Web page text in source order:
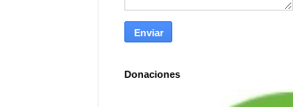
Donaciones